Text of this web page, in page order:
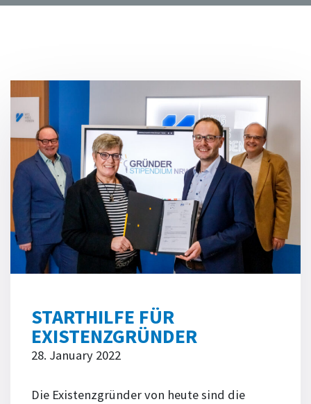
STARTHILFE FÜR
EXISTENZGRÜNDER
28. January 2022
Die Existenzgründer von heute sind die